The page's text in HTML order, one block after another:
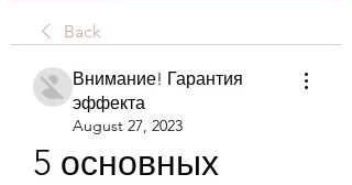
Back
Внимание! Гарантия
эффекта
August 27, 2023
5 основных